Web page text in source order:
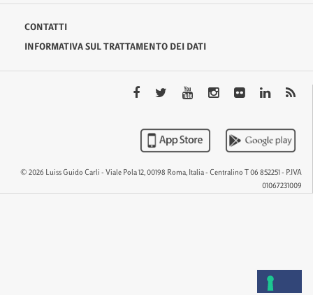
CONTATTI
INFORMATIVA SUL TRATTAMENTO DEI DATI
© 2026 Luiss Guido Carli - Viale Pola 12, 00198 Roma, Italia - Centralino T 06 852251 - P.IVA
01067231009